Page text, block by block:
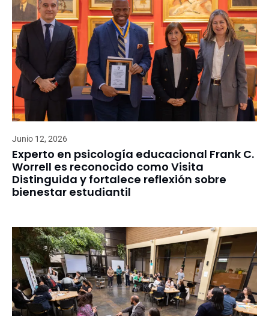
Junio 12, 2026
Experto en psicología educacional Frank C.
Worrell es reconocido como Visita
Distinguida y fortalece reflexión sobre
bienestar estudiantil